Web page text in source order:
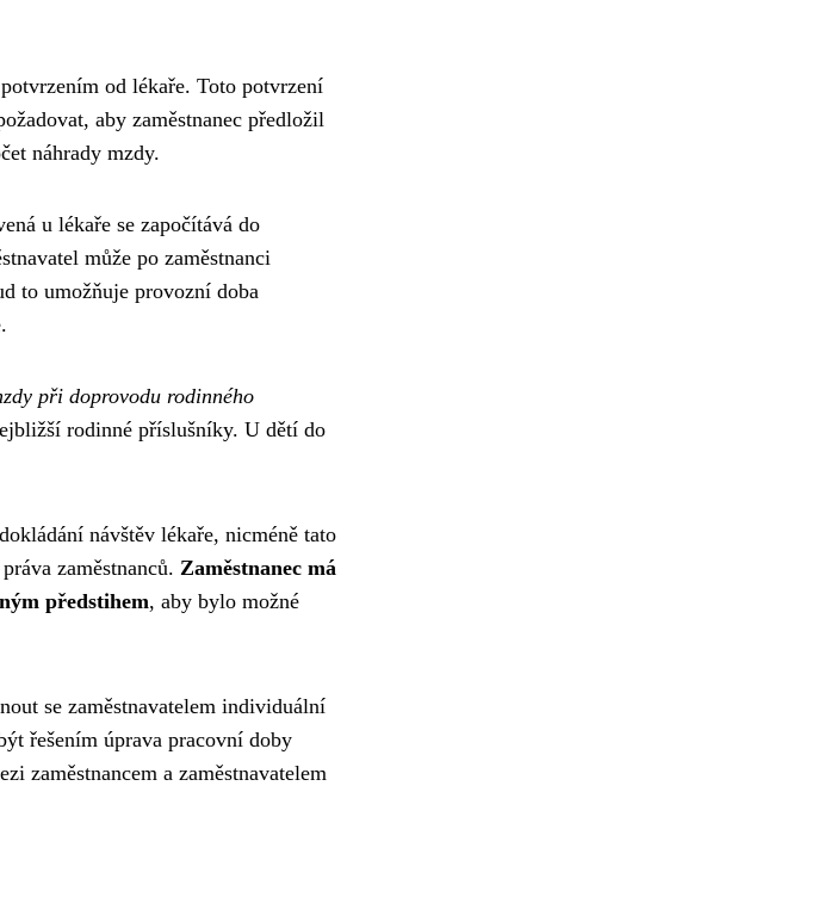
od lékaře. Toto potvrzení
aby zaměstnanec předložil
náhrady mzdy.
u lékaře se započítává do
může po zaměstnanci
to umožňuje provozní doba
při doprovodu rodinného
rodinné příslušníky. U dětí do
návštěv lékaře, nicméně tato
zaměstnanců. Zaměstnanec má
předstihem, aby bylo možné
se zaměstnavatelem individuální
řešením úprava pracovní doby
zaměstnancem a zaměstnavatelem